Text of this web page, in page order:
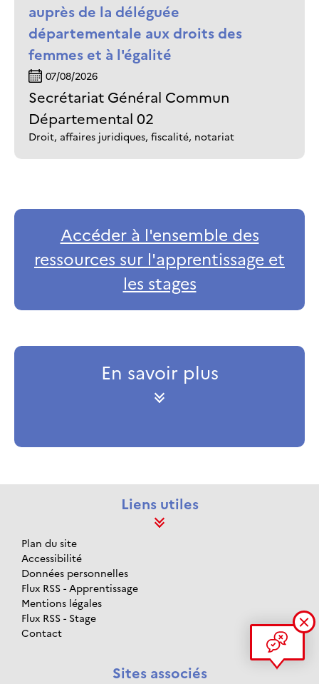
auprès de la déléguée
départementale aux droits des
femmes et à l'égalité
07/08/2026
Secrétariat Général Commun
Départemental 02
Droit, affaires juridiques, fiscalité, notariat
Accéder à l'ensemble des
ressources sur l'apprentissage et
les stages
En savoir plus
Liens utiles
Plan du site
Accessibilité
Données personnelles
Flux RSS - Apprentissage
Mentions légales
Flux RSS - Stage
Contact
Sites associés